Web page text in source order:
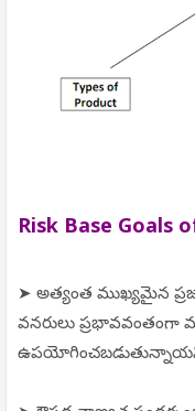
Risk Base Goals
➤ అత్యంత ముఖ్యమైన
వనరులు ప్రభావవంతంగా
ఉపయోగించబడుతున్నాయని